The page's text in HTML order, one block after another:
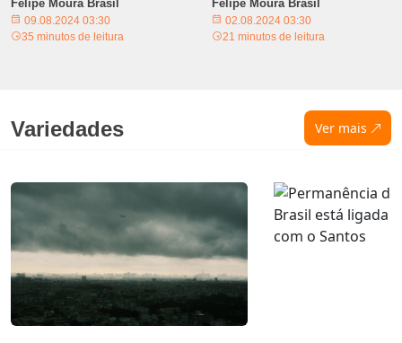
Felipe Moura Brasil
09.08.2024 03:30
35 minutos de leitura
Felipe Moura Brasil
02.08.2024 03:30
21 minutos de leitura
Variedades Ver mais